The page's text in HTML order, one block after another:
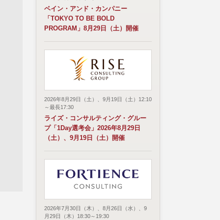
ベイン・アンド・カンパニー
「TOKYO TO BE BOLD
PROGRAM」8月29日（土）開催
2026年8月29日（土）、9月19日（土）12:10
～最長17:30
ライズ・コンサルティング・グルー
プ「1Day選考会」2026年8月29日
（土）、9月19日（土）開催
2026年7月30日（木）、8月26日（水）、9
月29日（木）18:30～19:30